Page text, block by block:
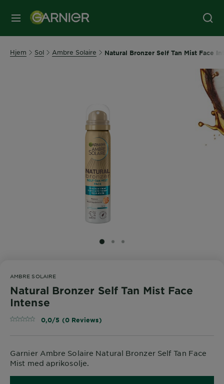
MENY
Hjem Sol Ambre Solaire Natural Bronzer Self Tan Mist Face
SLIDE 1
SLIDE 2
SLIDE 3
AMBRE SOLAIRE
Natural Bronzer Self Tan Mist Face
Intense
0,0/5 (0 Reviews)
Garnier Ambre Solaire Natural Bronzer Self Tan Face
Mist med aprikosolje.